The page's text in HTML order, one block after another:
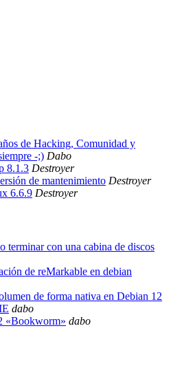
de Hacking, Comunidad y
-;) Dabo
8.1.3 Destroyer
de mantenimiento Destroyer
6.6.9 Destroyer
terminar con una cabina de discos
de reMarkable en debian
de forma nativa en Debian 12
dabo
«Bookworm» dabo